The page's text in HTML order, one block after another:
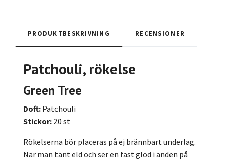
PRODUKTBESKRIVNING RECENSIONER
Patchouli, rökelse
Green Tree
Doft: Patchouli
Stickor: 20 st
Rökelserna bör placeras på ej brännbart underlag.
När man tänt eld och ser en fast glöd i änden på